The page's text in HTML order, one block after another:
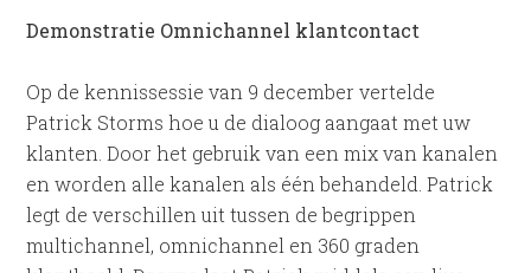
Demonstratie Omnichannel klantcontact
Op de kennissessie van 9 december vertelde
Patrick Storms hoe u de dialoog aangaat met uw
klanten. Door het gebruik van een mix van kanalen
en worden alle kanalen als één behandeld. Patrick
legt de verschillen uit tussen de begrippen
multichannel, omnichannel en 360 graden